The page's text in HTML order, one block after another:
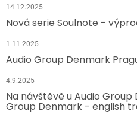
14.12.2025
Nová serie Soulnote -
1.11.2025
Audio Group Denmark
4.9.2025
Na návštěvě u Audio
Group Denmark - english